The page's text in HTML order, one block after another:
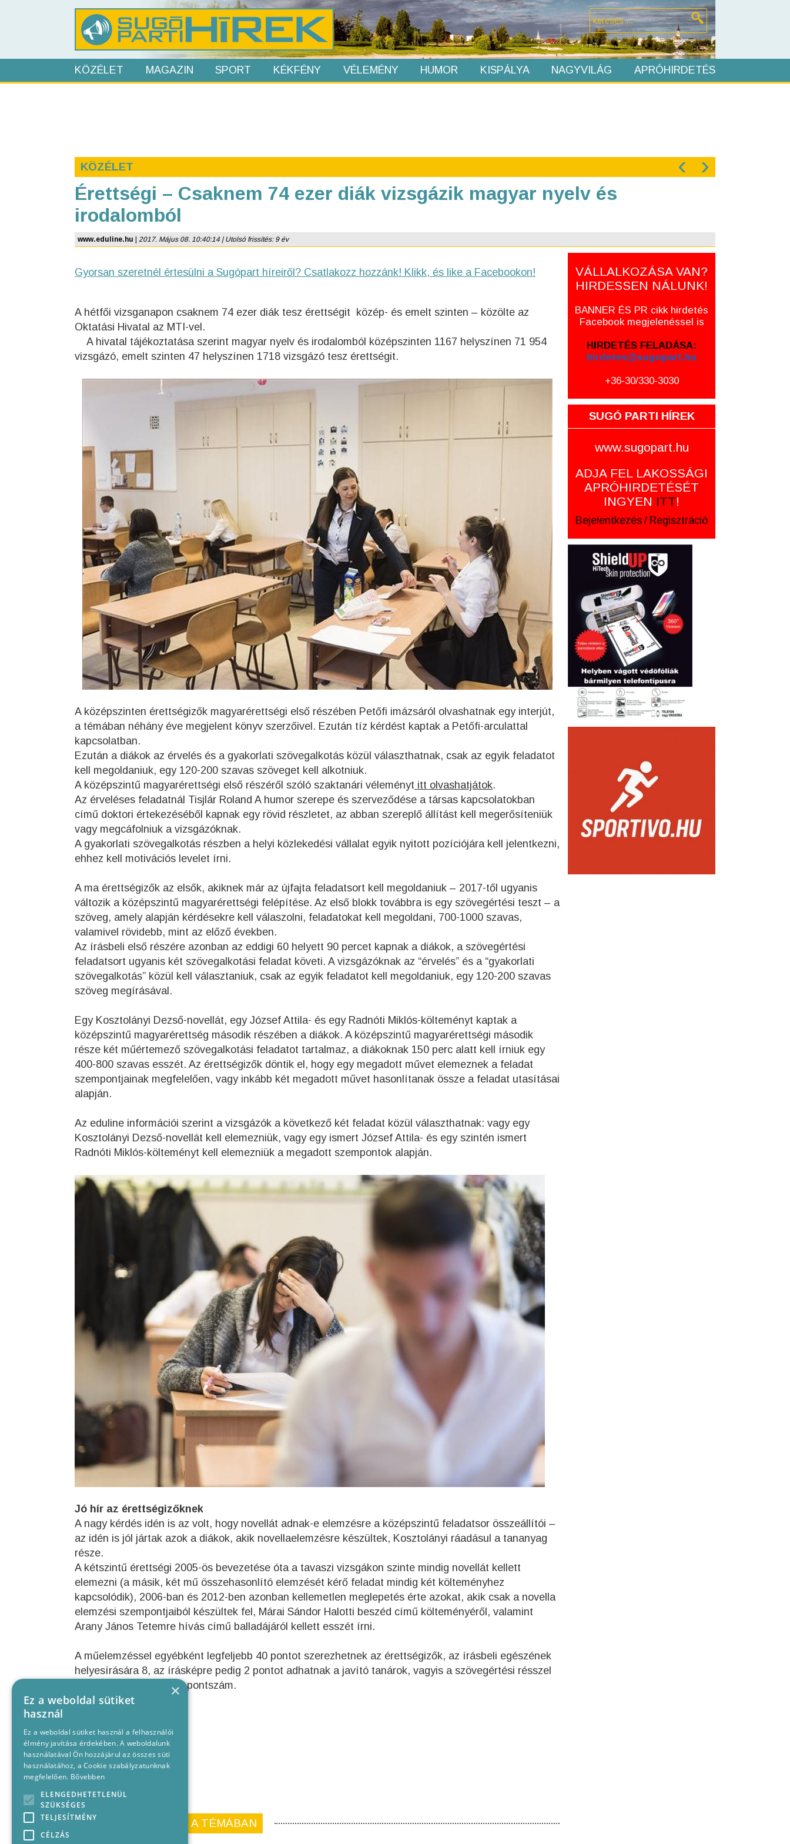
KÖZÉLET MAGAZIN SPORT KÉKFÉNY VÉLEMÉNY HUMOR KISPÁLYA NAGYVILÁG APRÓHIRDETÉS
KÖZÉLET ‹ ›
Érettségi – Csaknem 74 ezer diák vizsgázik magyar nyelv és
irodalomból
www.eduline.hu 2017. Május 08. 10:40:14 | Utolsó frissítés: 9 év
Gyorsan szeretnél értesülni a Sugópart híreiről? Csatlakozz hozzánk! Klikk, és like a Facebookon!
A hétfői vizsganapon csaknem 74 ezer diák tesz érettségit közép- és emelt szinten – közölte az
Oktatási Hivatal az MTI-vel.
A hivatal tájékoztatása szerint magyar nyelv és irodalomból középszinten 1167 helyszínen 71 954
vizsgázó, emelt szinten 47 helyszínen 1718 vizsgázó tesz érettségit.
A középszinten érettségizők magyarérettségi első részében Petőfi imázsáról olvashatnak egy interjút,
a témában néhány éve megjelent könyv szerzőivel. Ezután tíz kérdést kaptak a Petőfi-arculattal
kapcsolatban.
Ezután a diákok az érvelés és a gyakorlati szövegalkotás közül választhatnak, csak az egyik feladatot
kell megoldaniuk, egy 120-200 szavas szöveget kell alkotniuk.
A középszintű magyarérettségi első részéről szóló szaktanári véleményt itt olvashatjátok.
Az érveléses feladatnál Tisjlár Roland A humor szerepe és szerveződése a társas kapcsolatokban
című doktori értekezéséből kapnak egy rövid részletet, az abban szereplő állítást kell megerősíteniük
vagy megcáfolniuk a vizsgázóknak.
A gyakorlati szövegalkotás részben a helyi közlekedési vállalat egyik nyitott pozíciójára kell jelentkezni,
ehhez kell motivációs levelet írni.
A ma érettségizők az elsők, akiknek már az újfajta feladatsort kell megoldaniuk – 2017-től ugyanis
változik a középszintű magyarérettségi felépítése. Az első blokk továbbra is egy szövegértési teszt – a
szöveg, amely alapján kérdésekre kell válaszolni, feladatokat kell megoldani, 700-1000 szavas,
valamivel rövidebb, mint az előző években.
Az írásbeli első részére azonban az eddigi 60 helyett 90 percet kapnak a diákok, a szövegértési
feladatsort ugyanis két szövegalkotási feladat követi. A vizsgázóknak az “érvelés” és a “gyakorlati
szövegalkotás” közül kell választaniuk, csak az egyik feladatot kell megoldaniuk, egy 120-200 szavas
szöveg megírásával.
Egy Kosztolányi Dezső-novellát, egy József Attila- és egy Radnóti Miklós-költeményt kaptak a
középszintű magyarérettség második részében a diákok. A középszintű magyarérettségi második
része két műértemező szövegalkotási feladatot tartalmaz, a diákoknak 150 perc alatt kell írniuk egy
400-800 szavas esszét. Az érettségizők döntik el, hogy egy megadott művet elemeznek a feladat
szempontjainak megfelelően, vagy inkább két megadott művet hasonlítanak össze a feladat utasításai
alapján.
Az eduline információi szerint a vizsgázók a következő két feladat közül választhatnak: vagy egy
Kosztolányi Dezső-novellát kell elemezniük, vagy egy ismert József Attila- és egy szintén ismert
Radnóti Miklós-költeményt kell elemezniük a megadott szempontok alapján.
Jó hír az érettségizőknek
A nagy kérdés idén is az volt, hogy novellát adnak-e elemzésre a középszintű feladatsor összeállítói –
az idén is jól jártak azok a diákok, akik novellaelemzésre készültek, Kosztolányi ráadásul a tananyag
része.
A kétszintű érettségi 2005-ös bevezetése óta a tavaszi vizsgákon szinte mindig novellát kellett
elemezni (a másik, két mű összehasonlító elemzését kérő feladat mindig két költeményhez
kapcsolódik), 2006-ban és 2012-ben azonban kellemetlen meglepetés érte azokat, akik csak a novella
elemzési szempontjaiból készültek fel, Márai Sándor Halotti beszéd című költeményéről, valamint
Arany János Tetemre hívás című balladájáról kellett esszét írni.
A műelemzéssel egyébként legfeljebb 40 pontot szerezhetnek az érettségizők, az írásbeli egészének
helyesírására 8, az írásképre pedig 2 pontot adhatnak a javító tanárok, vagyis a szövegértési résszel
együtt 100 a maximális pontszám.
KORÁBBI CIKKEINK A TÉMÁBAN
VÁLLALKOZÁSA VAN?
HIRDESSEN NÁLUNK!
BANNER ÉS PR cikk hirdetés
Facebook megjelenéssel is
HIRDETÉS FELADÁSA:
hirdetes@sugopart.hu
+36-30/330-3030
SUGÓ PARTI HÍREK
www.sugopart.hu
ADJA FEL LAKOSSÁGI
APRÓHIRDETÉSÉT
INGYEN ITT!
Bejelentkezés / Regisztráció
×
Ez a weboldal sütiket
használ
Ez a weboldal sütiket használ a felhasználói
élmény javítása érdekében. A weboldalunk
használatával Ön hozzájárul az összes süti
használatához, a Cookie szabályzatunknak
megfelelően. Bővebben
ELENGEDHETETLENÜL
SZÜKSÉGES
TELJESÍTMÉNY
CÉLZÁS